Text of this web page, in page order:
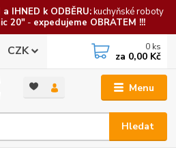
IHNED k ODBĚRU:kuchyňské roboty
20"- expedujeme OBRATEM !!!
Menu
CZK
Hledat
0 ks
za 0,00 Kč